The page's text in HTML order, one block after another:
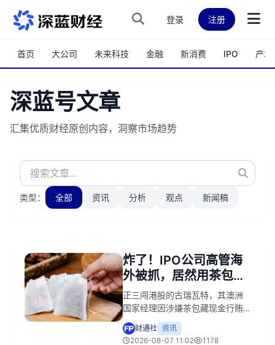
跳转到主内容
登录 注册
首页 大公司 未来科技 金融 新消费 IPO 产城
深蓝号文章
汇集优质财经原创内容，洞察市场趋势
类型： 全部 资讯 分析 观点 新闻稿
炸了！IPO公司高管海
外被抓，居然用茶包装
钱行贿
正三闯港股的古瑞瓦特，其澳洲
国家经理因涉嫌茶包藏现金行贿
被捕。该事件引发合规担忧，或
为其上市进程增添变数。
财通社 资讯
2026-08-07 11:02
1178